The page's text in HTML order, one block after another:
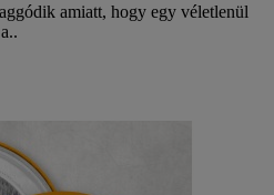
amiatt, hogy egy véletlenül